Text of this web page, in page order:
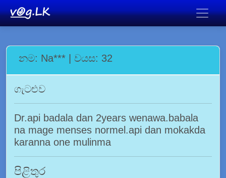
නම: Na*** | වයස: 32
ගැටළුව
Dr.api badala dan 2years wenawa.babala
na mage menses normel.api dan mokakda
karanna one mulinma
පිළිතුර